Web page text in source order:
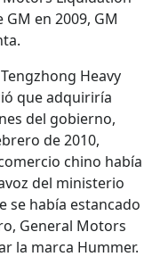
en 2009, GM
Heavy
que adquiriría
del gobierno,
de 2010,
chino había
del ministerio
se había estancado
General Motors
la marca Hummer.